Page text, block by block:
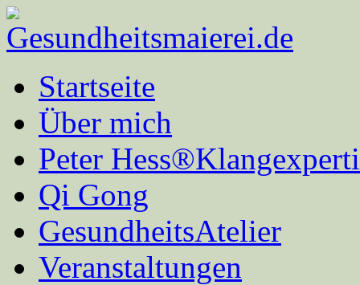
Startseite
Über mich
Peter
Qi Gong
GesundheitsAtelier
Veranstaltungen